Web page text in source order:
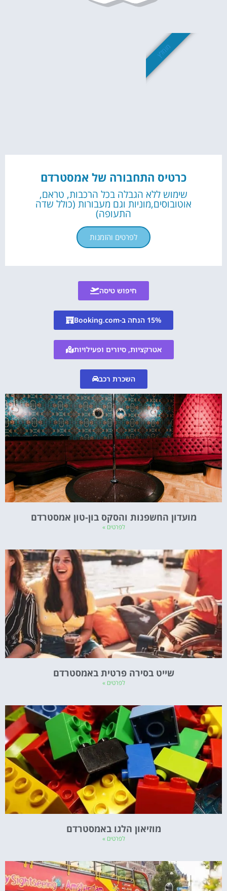
כרטיס התחבורה של אמסטרדם
שימוש ללא הגבלה בכל הרכבות, טראם,
אוטובוסים,מוניות וגם מעבורות (כולל שדה
התעופה)
לפרטים והזמנות
מומלץ
חיפוש טיסה
15% הנחה ב-Booking.com
אטרקציות, סיורים ופעילויות
השכרת רכב
מועדון החשפנות והסקס בון-טון אמסטרדם
לפרטים »
שייט בסירה פרטית באמסטרדם
לפרטים »
מוזיאון הלגו באמסטרדם
לפרטים »